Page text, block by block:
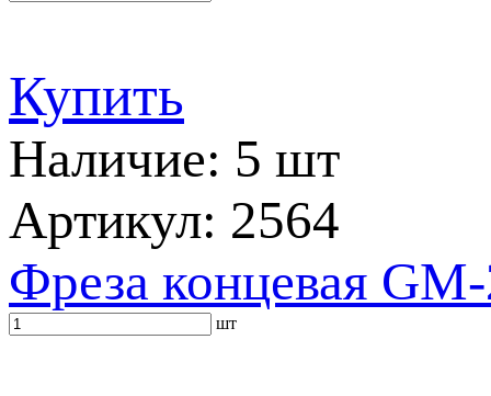
Купить
Наличие: 5 шт
Артикул: 2564
Фреза концевая
шт